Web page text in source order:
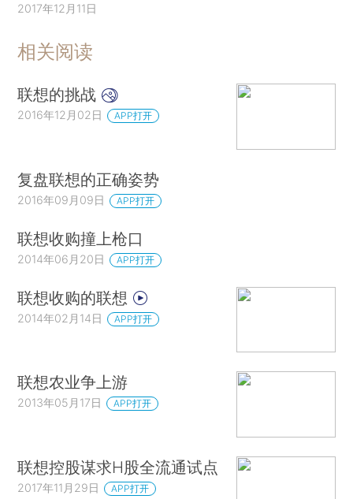
2017年12月11日
相关阅读
联想的挑战
2016年12月02日 APP打开
复盘联想的正确姿势
2016年09月09日 APP打开
联想收购撞上枪口
2014年06月20日 APP打开
联想收购的联想
2014年02月14日 APP打开
联想农业争上游
2013年05月17日 APP打开
联想控股谋求H股全流通试点
2017年11月29日 APP打开